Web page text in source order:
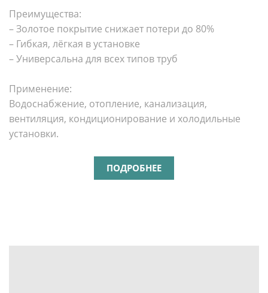
Преимущества:
– Золотое покрытие снижает потери до 80%
– Гибкая, лёгкая в установке
– Универсальна для всех типов труб
Применение:
Водоснабжение, отопление, канализация,
вентиляция, кондиционирование и холодильные
установки.
ПОДРОБНЕЕ